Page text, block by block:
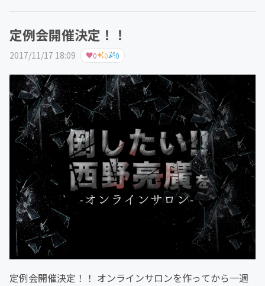
定例会開催決定！！
2017/11/17 18:09 0 0 0
定例会開催決定！！ オンラインサロンを作ってから一週